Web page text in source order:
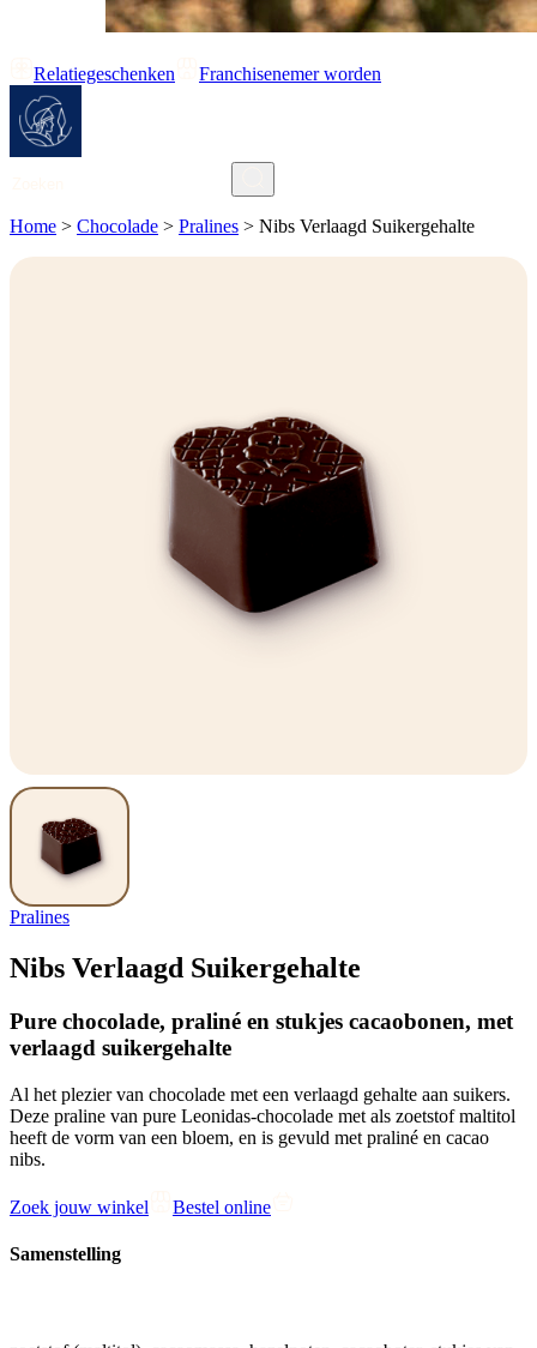
Relatiegeschenken Franchisenemer worden
Home > Chocolade > Pralines > Nibs Verlaagd Suikergehalte
Pralines
Nibs Verlaagd Suikergehalte
Pure chocolade, praliné en stukjes cacaobonen, met
verlaagd suikergehalte
Al het plezier van chocolade met een verlaagd gehalte aan suikers.
Deze praline van pure Leonidas-chocolade met als zoetstof maltitol
heeft de vorm van een bloem, en is gevuld met praliné en cacao
nibs.
Zoek jouw winkel Bestel online
Samenstelling